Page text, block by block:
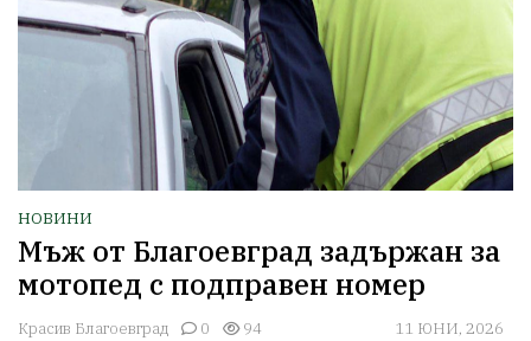
НОВИНИ
Мъж от Благоевград задържан за
мотопед с подправен номер
Красив Благоевград 0 94 11 ЮНИ, 2026